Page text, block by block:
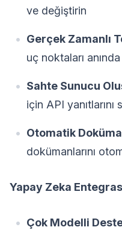
ve değiştirin
Gerçek Zamanlı
uç noktaları
Sahte Sunucu
için API yanıtlarını
Otomatik
dokümanlarını
Yapay Zeka
Çok Modelli